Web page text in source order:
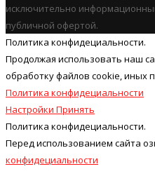
исключительно
публичной офертой.
Политика конфидециальности.
Продолжая использовать наш
обработку файлов cookie, иных
Политика конфидециальности
Настройки Принять
Политика конфидециальности.
Перед использованием сайта
конфидециальности